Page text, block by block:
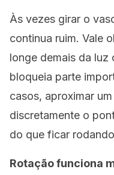
Às vezes girar o
continua ruim. Vale
longe demais da luz
bloqueia parte
casos, aproximar
discretamente o
do que ficar
Rotação funciona